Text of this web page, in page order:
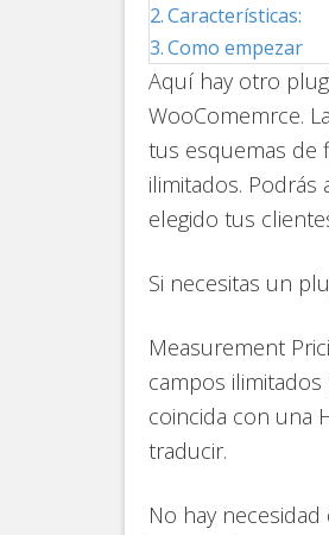
Características:
Como empezar
Aquí hay otro
WooComemrce.
tus esquemas de
ilimitados. Podrás
elegido tus
Si necesitas un
Measurement
campos
coincida con una
traducir.
No hay